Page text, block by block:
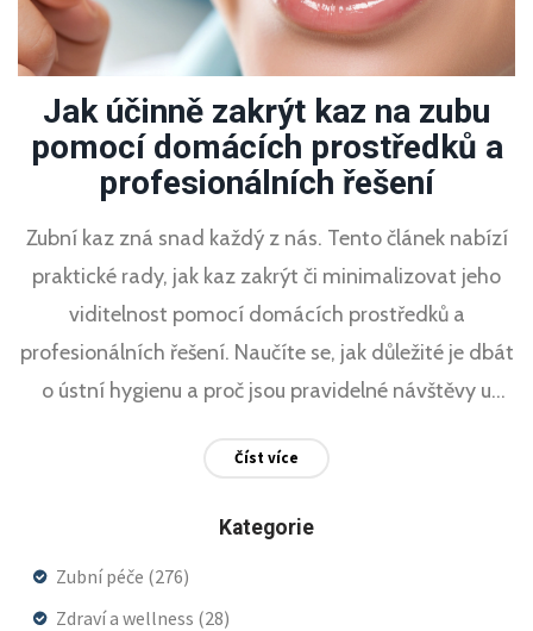
Jak účinně zakrýt kaz na zubu
pomocí domácích prostředků a
profesionálních řešení
Zubní kaz zná snad každý z nás. Tento článek nabízí
praktické rady, jak kaz zakrýt či minimalizovat jeho
viditelnost pomocí domácích prostředků a
profesionálních řešení. Naučíte se, jak důležité je dbát
o ústní hygienu a proč jsou pravidelné návštěvy u
Číst více
Kategorie
Zubní péče (276)
Zdraví a wellness (28)